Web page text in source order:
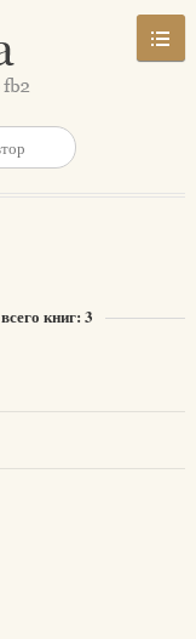
всего книг: 3